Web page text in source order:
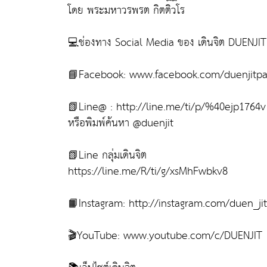
โดย พระมหาวรพรต กิตติวโร
💻ช่องทาง Social Media ของ เดินจิต DUENJIT
📘Facebook: www.facebook.com/
📗Line@ : http://line.me/ti/p/%40ejp1764v
หรือพิมพ์ค้นหา @duenjit
📗Line กลุ่มเดินจิต
https://line.me/R/ti/g/xsMhFwbkv8
📙Instagram: http://instagram.com/duen_jit
🎬YouTube: www.youtube.com/c/DUENJIT